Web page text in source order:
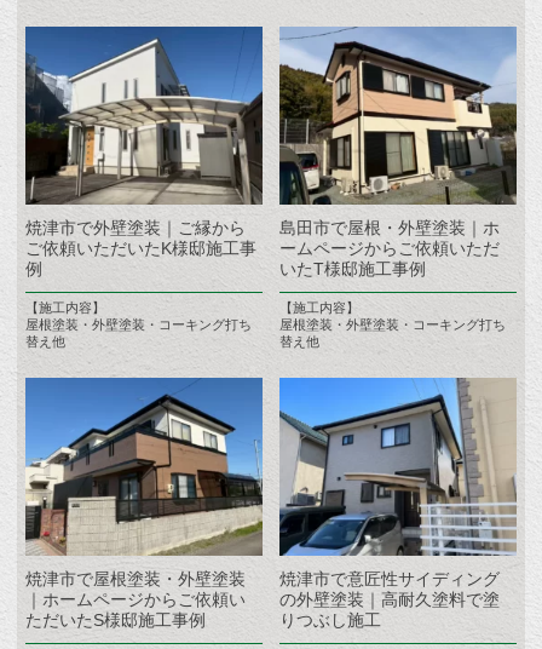
焼津市で外壁塗装｜ご縁から
ご依頼いただいたK様邸施工事
例
【施工内容】
屋根塗装・外壁塗装・コーキング打ち
替え他
島田市で屋根・外壁塗装｜ホ
ームページからご依頼いただ
いたT様邸施工事例
【施工内容】
屋根塗装・外壁塗装・コーキング打ち
替え他
焼津市で屋根塗装・外壁塗装
｜ホームページからご依頼い
ただいたS様邸施工事例
焼津市で意匠性サイディング
の外壁塗装｜高耐久塗料で塗
りつぶし施工